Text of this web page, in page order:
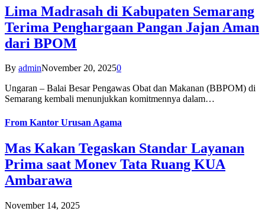
Lima Madrasah di Kabupaten Semarang
Terima Penghargaan Pangan Jajan Aman
dari BPOM
By adminNovember 20, 20250
Ungaran – Balai Besar Pengawas Obat dan Makanan (BBPOM) di
Semarang kembali menunjukkan komitmennya dalam…
From Kantor Urusan Agama
Mas Kakan Tegaskan Standar Layanan
Prima saat Monev Tata Ruang KUA
Ambarawa
November 14, 2025